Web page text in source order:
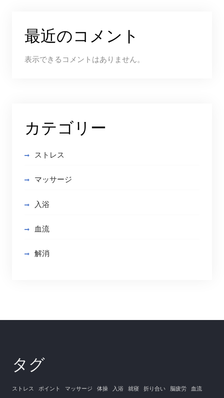
最近のコメント
表示できるコメントはありません。
カテゴリー
ストレス
マッサージ
入浴
血流
解消
タグ
ストレス ポイント マッサージ 体操 入浴 就寝 折り合い 脳疲労 血流